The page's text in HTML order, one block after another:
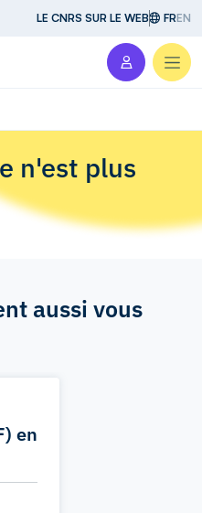
LE CNRS SUR LE WEB FREN
n'est plus
aussi vous
en